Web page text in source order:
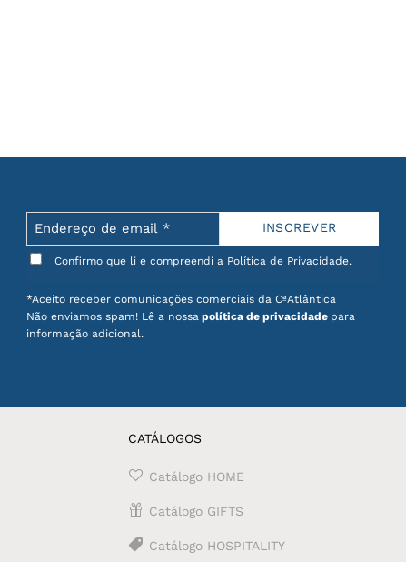
Confirmo que li e compreendi a Política de Privacidade.
*Aceito receber comunicações comerciais da CªAtlântica
Não enviamos spam! Lê a nossa política de privacidade para
informação adicional.
CATÁLOGOS
Catálogo HOME
Catálogo GIFTS
Catálogo HOSPITALITY